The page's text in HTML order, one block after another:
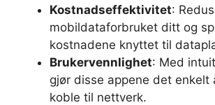
Kostnadseffektivitet:
mobildataforbruket ditt og
kostnadene knyttet til
Brukervennlighet: Med
gjør disse appene det enkelt
koble til nettverk.